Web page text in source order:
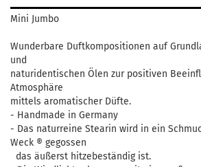
Mini Jumbo
Wunderbare Duftkompositionen auf
und
naturidentischen Ölen zur positiven
Atmosphäre
mittels aromatischer Düfte.
- Handmade in Germany
- Das naturreine Stearin wird in ein
Weck ® gegossen
das äußerst hitzebeständig ist.